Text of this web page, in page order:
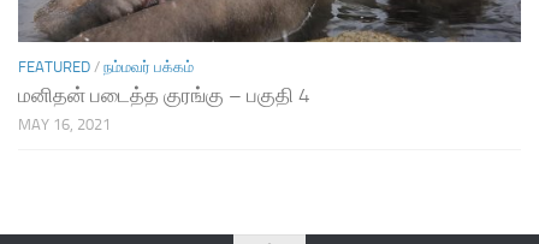
FEATURED / நம்மவர் பக்கம்
மனிதன் படைத்த குரங்கு – பகுதி 4
MAY 16, 2021